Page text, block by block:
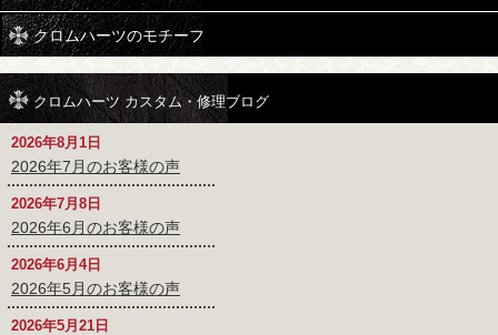
クロムハーツのモチーフ
クロムハーツ カスタム・修理ブログ
2026年8月1日
2026年7月のお客様の声
2026年7月8日
2026年6月のお客様の声
2026年6月4日
2026年5月のお客様の声
2026年5月21日